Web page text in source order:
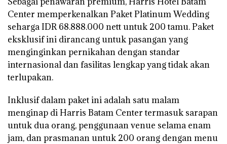
Center memperkenalkan Paket Platinum Wedding
seharga IDR 68.888.000 nett untuk 200 tamu. Paket
eksklusif ini dirancang untuk pasangan yang
menginginkan pernikahan dengan standar
internasional dan fasilitas lengkap yang tidak akan
terlupakan.
Inklusif dalam paket ini adalah satu malam
menginap di Harris Batam Center termasuk sarapan
untuk dua orang, penggunaan venue selama enam
jam, dan prasmanan untuk 200 orang dengan menu